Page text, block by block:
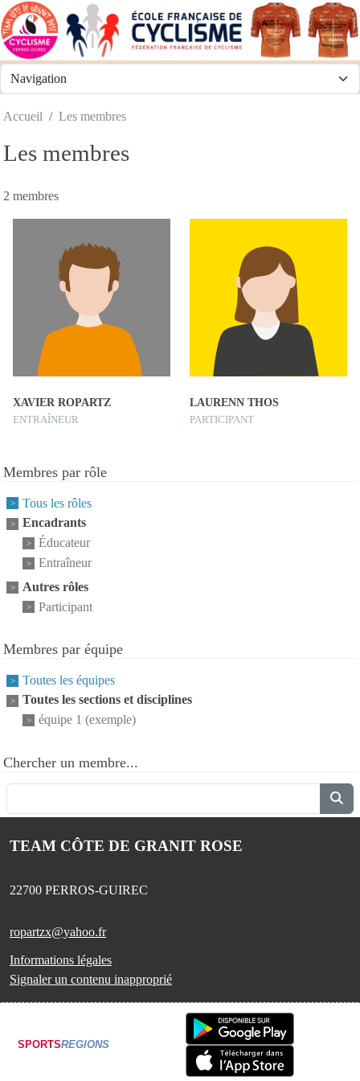
Accueil Les membres
Les membres
2 membres
XAVIER ROPARTZ
ENTRAÎNEUR
LAURENN THOS
PARTICIPANT
Membres par rôle
Tous les rôles
Encadrants
Éducateur
Entraîneur
Autres rôles
Participant
Membres par équipe
Toutes les équipes
Toutes les sections et disciplines
équipe 1 (exemple)
Chercher un membre...
TEAM CÔTE DE GRANIT ROSE
22700 PERROS-GUIREC
ropartzx@yahoo.fr
Informations légales
Signaler un contenu inapproprié
SPORTSREGIONS
Panneau de gestion des cookies